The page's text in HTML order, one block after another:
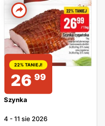
22% TANIEJ!
26 99
Szynka
4 -11 sie 2026